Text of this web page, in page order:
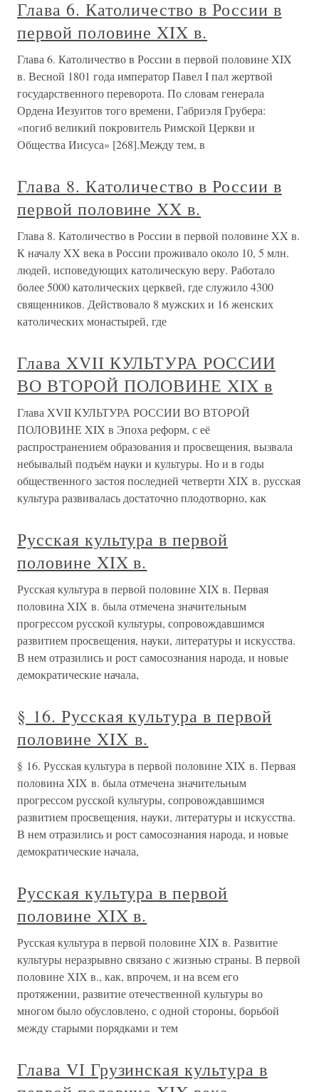
Глава 6. Католичество в России в
первой половине XIX в.
Глава 6. Католичество в России в первой половине XIX
в. Весной 1801 года император Павел I пал жертвой
государственного переворота. По словам генерала
Ордена Иезуитов того времени, Габриэля Грубера:
«погиб великий покровитель Римской Церкви и
Общества Иисуса» [268].Между тем, в
Глава 8. Католичество в России в
первой половине XX в.
Глава 8. Католичество в России в первой половине XX в.
К началу XX века в России проживало около 10, 5 млн.
людей, исповедующих католическую веру. Работало
более 5000 католических церквей, где служило 4300
священников. Действовало 8 мужских и 16 женских
католических монастырей, где
Глава XVII КУЛЬТУРА РОССИИ
ВО ВТОРОЙ ПОЛОВИНЕ XIX в
Глава XVII КУЛЬТУРА РОССИИ ВО ВТОРОЙ
ПОЛОВИНЕ XIX в Эпоха реформ, с её
распространением образования и просвещения, вызвала
небывалый подъём науки и культуры. Но и в годы
общественного застоя последней четверти XIX в. русская
культура развивалась достаточно плодотворно, как
Русская культура в первой
половине XIX в.
Русская культура в первой половине XIX в. Первая
половина XIX в. была отмечена значительным
прогрессом русской культуры, сопровождавшимся
развитием просвещения, науки, литературы и искусства.
В нем отразились и рост самосознания народа, и новые
демократические начала,
§ 16. Русская культура в первой
половине XIX в.
§ 16. Русская культура в первой половине XIX в. Первая
половина XIX в. была отмечена значительным
прогрессом русской культуры, сопровождавшимся
развитием просвещения, науки, литературы и искусства.
В нем отразились и рост самосознания народа, и новые
демократические начала,
Русская культура в первой
половине XIX в.
Русская культура в первой половине XIX в. Развитие
культуры неразрывно связано с жизнью страны. В первой
половине ХIХ в., как, впрочем, и на всем его
протяжении, развитие отечественной культуры во
многом было обусловлено, с одной стороны, борьбой
между старыми порядками и тем
Глава VІ Грузинская культура в